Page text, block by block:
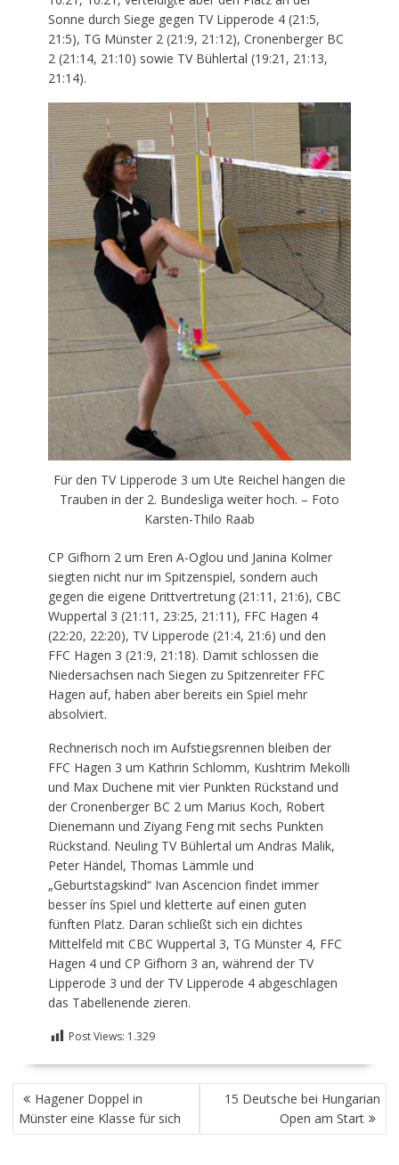
Sonne durch Siege gegen TV Lipperode 4 (21:5,
21:5), TG Münster 2 (21:9, 21:12), Cronenberger BC
2 (21:14, 21:10) sowie TV Bühlertal (19:21, 21:13,
21:14).
Für den TV Lipperode 3 um Ute Reichel hängen die
Trauben in der 2. Bundesliga weiter hoch. – Foto
Karsten-Thilo Raab
CP Gifhorn 2 um Eren A-Oglou und Janina Kolmer
siegten nicht nur im Spitzenspiel, sondern auch
gegen die eigene Drittvertretung (21:11, 21:6), CBC
Wuppertal 3 (21:11, 23:25, 21:11), FFC Hagen 4
(22:20, 22:20), TV Lipperode (21:4, 21:6) und den
FFC Hagen 3 (21:9, 21:18). Damit schlossen die
Niedersachsen nach Siegen zu Spitzenreiter FFC
Hagen auf, haben aber bereits ein Spiel mehr
absolviert.
Rechnerisch noch im Aufstiegsrennen bleiben der
FFC Hagen 3 um Kathrin Schlomm, Kushtrim Mekolli
und Max Duchene mit vier Punkten Rückstand und
der Cronenberger BC 2 um Marius Koch, Robert
Dienemann und Ziyang Feng mit sechs Punkten
Rückstand. Neuling TV Bühlertal um Andras Malik,
Peter Händel, Thomas Lämmle und
„Geburtstagskind“ Ivan Ascencion findet immer
besser íns Spiel und kletterte auf einen guten
fünften Platz. Daran schließt sich ein dichtes
Mittelfeld mit CBC Wuppertal 3, TG Münster 4, FFC
Hagen 4 und CP Gifhorn 3 an, während der TV
Lipperode 3 und der TV Lipperode 4 abgeschlagen
das Tabellenende zieren.
Post Views: 1.329
BEITRAGSNAVIGATION
Hagener Doppel in
Münster eine Klasse für sich
15 Deutsche bei Hungarian
Open am Start